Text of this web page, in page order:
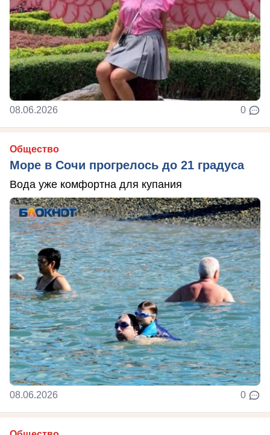
08.06.2026 0
Общество
Море в Сочи прогрелось до 21 градуса
Вода уже комфортна для купания
08.06.2026 0